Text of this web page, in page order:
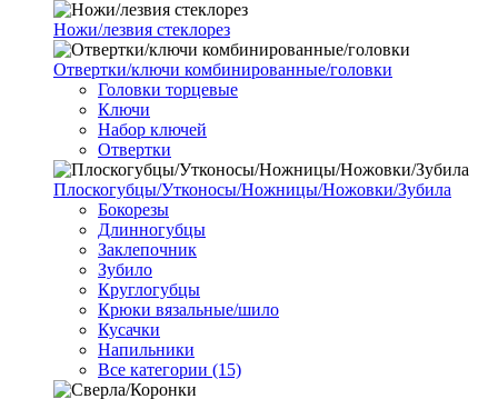
Ножи/лезвия стеклорез
Отвертки/ключи комбинированные/головки
Головки торцевые
Ключи
Набор ключей
Отвертки
Плоскогубцы/Утконосы/Ножницы/Ножовки/Зубила
Бокорезы
Длинногубцы
Заклепочник
Зубило
Круглогубцы
Крюки вязальные/шило
Кусачки
Напильники
Все категории (15)